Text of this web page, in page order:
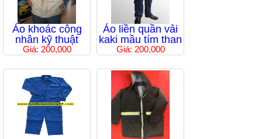
Áo khoác công
nhân kỹ thuật
Giá: 200,000
Áo liền quần vải
kaki mầu tím than
Giá: 200,000